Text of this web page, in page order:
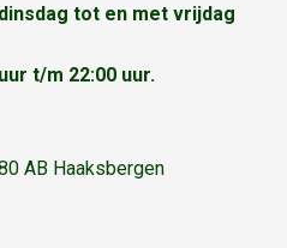
tot en met vrijdag
t/m 22:00 uur.
AB Haaksbergen